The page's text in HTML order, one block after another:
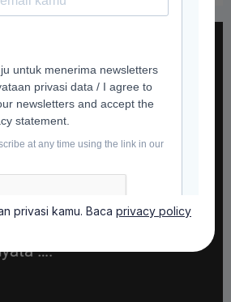
privasi kamu. Baca privacy policy